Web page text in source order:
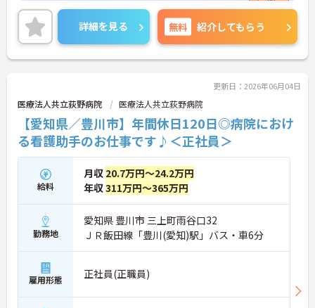
ご興味のある方には、面接対策ポイントなど、さら
に詳細をお話しいたしますのでお気軽にご相談くだ
さい！
詳細を見る 無料 紹介してもらう
更新日：2026年06月04日
医療法人共立荻野病院 医療法人共立荻野病院
【愛知県／豊川市】年間休日120日◎病院におけ
る看護助手のお仕事です♪＜正社員＞
給料
月収 20.7万円～24.2万円
年収311万円～365万円
勤務地
愛知県 豊川市 三上町雨谷口32
ＪＲ飯田線「豊川(愛知)駅」バス・車6分
雇用形態 正社員(正職員)